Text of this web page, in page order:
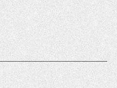
（駐車場は、笛吹市役所本
花火 開
祝） ～ 8月16日（日）の
12・13 開催時間 笛吹川石
開催場所 笛吹市役所前